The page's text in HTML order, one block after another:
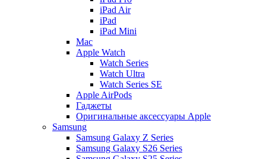
iPad Air
iPad
iPad Mini
Mac
Apple Watch
Watch Series
Watch Ultra
Watch Series SE
Apple AirPods
Гаджеты
Оригинальные аксессуары Apple
Samsung
Samsung Galaxy Z Series
Samsung Galaxy S26 Series